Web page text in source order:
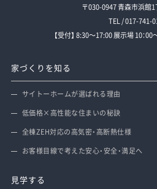
〒030-0947 青森市浜館
TEL / 017-741-
【受付】 8:30～17:00 展示場 10：
家づくりを知る
サイトーホームが選ばれる理由
低価格×高性能な住まいの秘訣
全棟ZEH対応の高気密・高断熱仕様
お客様目線で考えた安心・安全・満足へ
見学する